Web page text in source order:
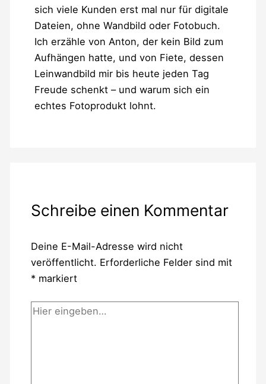
sich viele Kunden erst mal nur für digitale
Dateien, ohne Wandbild oder Fotobuch.
Ich erzähle von Anton, der kein Bild zum
Aufhängen hatte, und von Fiete, dessen
Leinwandbild mir bis heute jeden Tag
Freude schenkt – und warum sich ein
echtes Fotoprodukt lohnt.
Schreibe einen Kommentar
Deine E-Mail-Adresse wird nicht
veröffentlicht. Erforderliche Felder sind mit
*markiert
Hier